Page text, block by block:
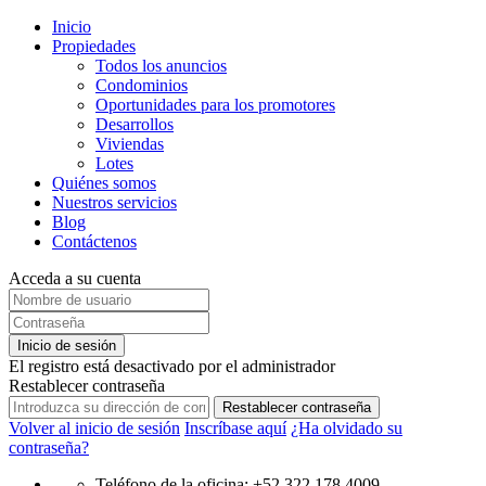
Inicio
Propiedades
Todos los anuncios
Condominios
Oportunidades para los promotores
Desarrollos
Viviendas
Lotes
Quiénes somos
Nuestros servicios
Blog
Contáctenos
Acceda a su cuenta
Inicio de sesión
El registro está desactivado por el administrador
Restablecer contraseña
Restablecer contraseña
Volver al inicio de sesión Inscríbase aquí ¿Ha olvidado su
contraseña?